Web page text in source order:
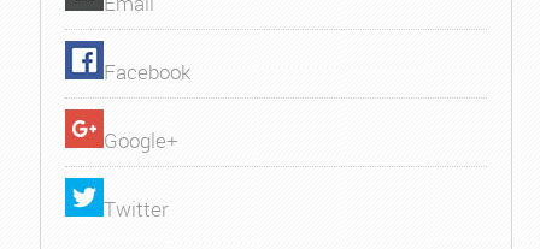
Facebook
Google+
Twitter